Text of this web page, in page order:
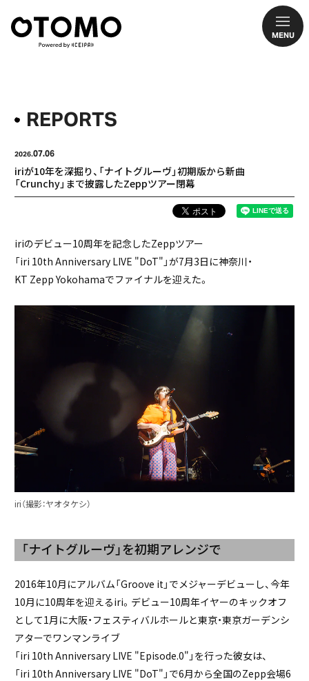
MENU
REPORTS
2026.07.06
iriが10年を深掘り、「ナイトグルーヴ」初期版から新曲
「Crunchy」まで披露したZeppツアー閉幕
iriのデビュー10周年を記念したZeppツアー
「iri 10th Anniversary LIVE "DoT"」が7月3日に神奈川・
KT Zepp Yokohamaでファイナルを迎えた。
iri（撮影：ヤオタケシ）
「ナイトグルーヴ」を初期アレンジで
2016年10月にアルバム「Groove it」でメジャーデビューし、今年
10月に10周年を迎えるiri。デビュー10周年イヤーのキックオフ
として1月に大阪・フェスティバルホールと東京・東京ガーデンシ
アターでワンマンライブ
「iri 10th Anniversary LIVE "Episode.0"」を行った彼女は、
「iri 10th Anniversary LIVE "DoT"」で6月から全国のZepp会場6